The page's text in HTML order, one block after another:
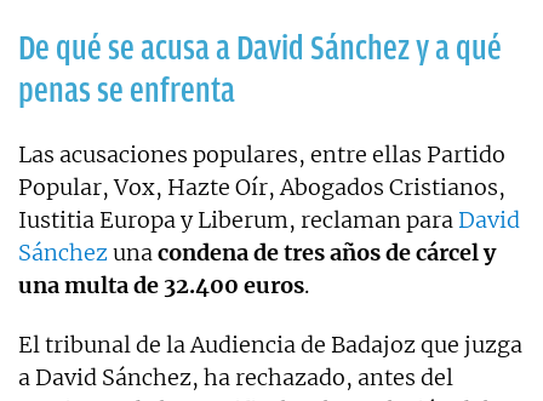
De qué se acusa a David Sánchez y a qué
penas se enfrenta
Las acusaciones populares, entre ellas Partido
Popular, Vox, Hazte Oír, Abogados Cristianos,
Iustitia Europa y Liberum, reclaman para David
Sánchezunacondena de tres años de cárcel y
una multa de 32.400 euros.
El tribunal de la Audiencia de Badajoz que juzga
a David Sánchez, ha rechazado, antes del